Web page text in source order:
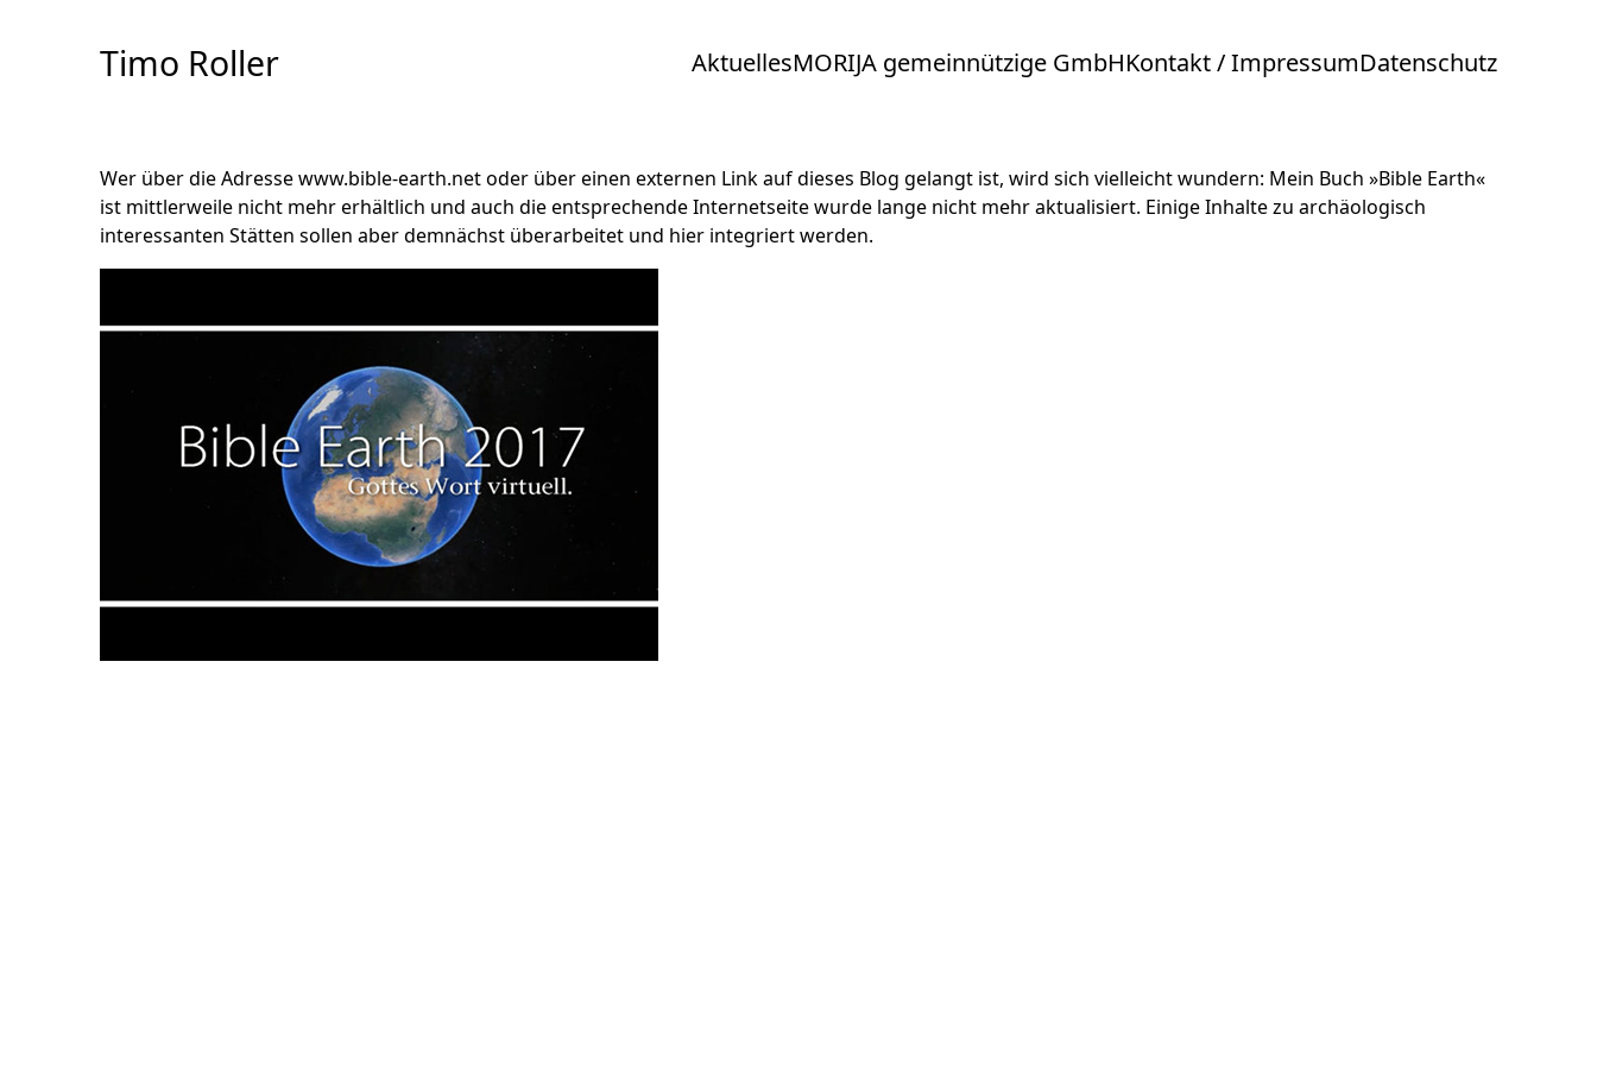
Timo Roller AktuellesMORIJA gemeinnützige GmbHKontakt / ImpressumDatenschutz
Wer über die Adresse www.bible-earth.net oder über einen externen Link auf dieses Blog gelangt ist, wird sich vielleicht wundern: Mein Buch »Bible Earth«
ist mittlerweile nicht mehr erhältlich und auch die entsprechendeInternetseitewurde lange nicht mehr aktualisiert. Einige Inhalte zu archäologisch
interessanten Stätten sollen aber demnächst überarbeitet und hier integriert werden.